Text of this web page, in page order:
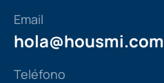
Email
hola@housmi.com
Teléfono